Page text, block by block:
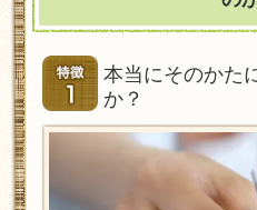
本当にそのかた
か？